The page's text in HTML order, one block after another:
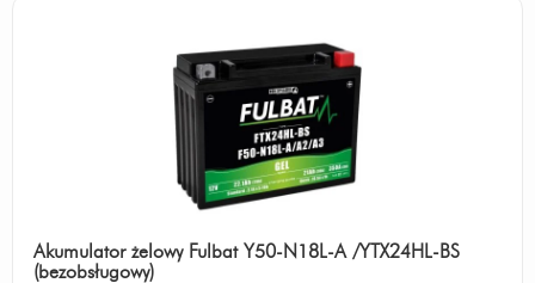
Akumulator żelowy Fulbat Y50-N18L-A /YTX24HL-BS
(bezobsługowy)